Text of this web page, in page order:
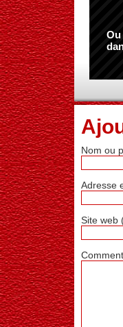
Ou
Nom ou
Adresse